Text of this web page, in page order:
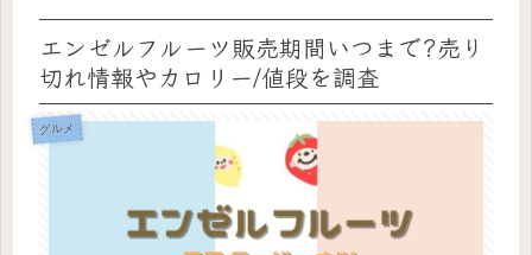
エンゼルフルーツ販売期間いつまで?売り
切れ情報やカロリー/値段を調査
グルメ